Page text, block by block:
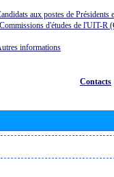
aux postes de Présidents
d'études de l'UIT-R
informations
Contacts